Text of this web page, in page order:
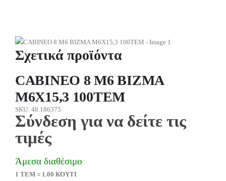
Σχετικά προϊόντα
CABINEO 8 M6 ΒΙΖΜΑ
Μ6Χ15,3 100ΤΕΜ
SKU: 48.186375
Σύνδεση για να δείτε τις
τιμές
Άμεσα διαθέσιμο
1 ΤΕΜ = 1.00 ΚΟΥΤΙ